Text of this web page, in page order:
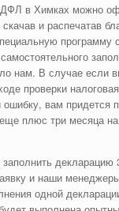
в Химках можно
и распечатав
нам. В случае если
проверки
ошибку, вам придется
плюс три месяца
и наши
одной